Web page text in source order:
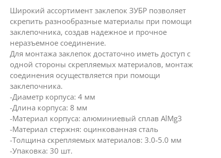
Широкий ассортимент заклепок ЗУБР позволяет
скрепить разнообразные материалы при помощи
заклепочника, создав надежное и прочное
неразъемное соединение.
Для монтажа заклепок достаточно иметь доступ с
одной стороны скрепляемых материалов, монтаж
соединения осуществляется при помощи
заклепочника.
-Диаметр корпуса: 4 мм
-Длина корпуса: 8 мм
-Материал корпуса: алюминиевый сплав AlMg3
-Материал стержня: оцинкованная сталь
-Толщина скрепляемых материалов: 3.0-5.0 мм
-Упаковка: 30 шт.